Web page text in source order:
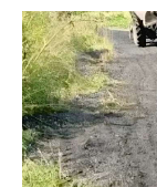
Челябинском
решение
поставщиков. В
года.